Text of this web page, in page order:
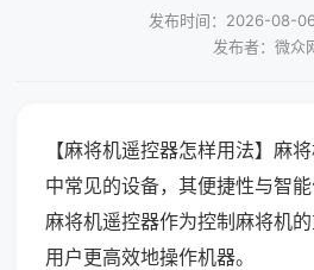
发布时间：2026-08-
发布者：微众
【麻将机遥控器怎样用法】麻
中常见的设备，其便捷性与智
麻将机遥控器作为控制麻将机
用户更高效地操作机器。